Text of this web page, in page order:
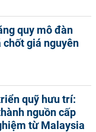
quy mô đàn
chốt giá nguyên
quỹ hưu trí:
nguồn cấp
từ Malaysia